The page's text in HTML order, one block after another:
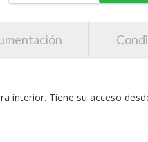
Tiene su acceso